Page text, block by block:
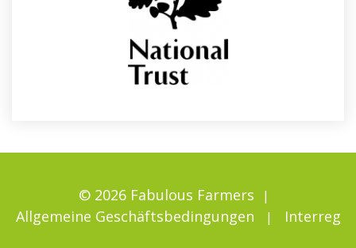
© 2026 Fabulous Farmers
Allgemeine Geschäftsbedingungen
Interreg